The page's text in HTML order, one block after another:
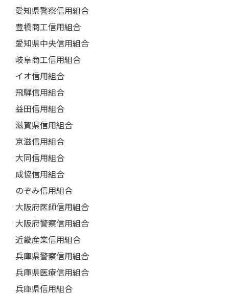
愛知県警察信用組合
豊橋商工信用組合
愛知県中央信用組合
岐阜商工信用組合
イオ信用組合
飛騨信用組合
益田信用組合
滋賀県信用組合
京滋信用組合
大同信用組合
成協信用組合
のぞみ信用組合
大阪府医師信用組合
大阪府警察信用組合
近畿産業信用組合
兵庫県警察信用組合
兵庫県医療信用組合
兵庫県信用組合